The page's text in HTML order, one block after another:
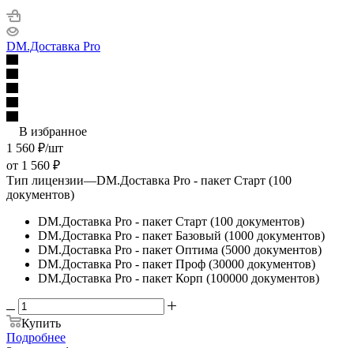
DM.Доставка Pro
В избранное
1 560 ₽/шт
от 1 560 ₽
Тип лицензии—DM.Доставка Pro - пакет Старт (100
документов)
DM.Доставка Pro - пакет Старт (100 документов)
DM.Доставка Pro - пакет Базовый (1000 документов)
DM.Доставка Pro - пакет Оптима (5000 документов)
DM.Доставка Pro - пакет Проф (30000 документов)
DM.Доставка Pro - пакет Корп (100000 документов)
Купить
Подробнее